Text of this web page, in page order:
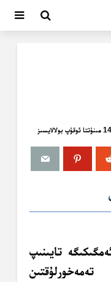
14 مىنۇتتا ئوقۇپ بولالايسىز
تايىنىپ